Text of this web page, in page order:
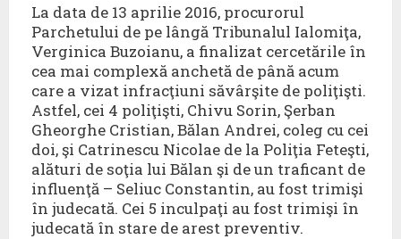
La data de 13 aprilie 2016, procurorul
Parchetului de pe lângă Tribunalul Ialomiţa,
Verginica Buzoianu, a finalizat cercetările în
cea mai complexă anchetă de până acum
care a vizat infracţiuni săvârşite de poliţişti.
Astfel, cei 4 poliţişti, Chivu Sorin, Şerban
Gheorghe Cristian, Bălan Andrei, coleg cu cei
doi, şi Catrinescu Nicolae de la Poliţia Feteşti,
alături de soţia lui Bălan şi de un traficant de
influenţă – Seliuc Constantin, au fost trimişi
în judecată. Cei 5 inculpaţi au fost trimişi în
judecată în stare de arest preventiv.